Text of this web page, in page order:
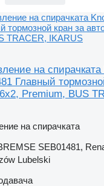
на
Главный
Premium, BUS
на спирачката
SEB01481,
Lubelski